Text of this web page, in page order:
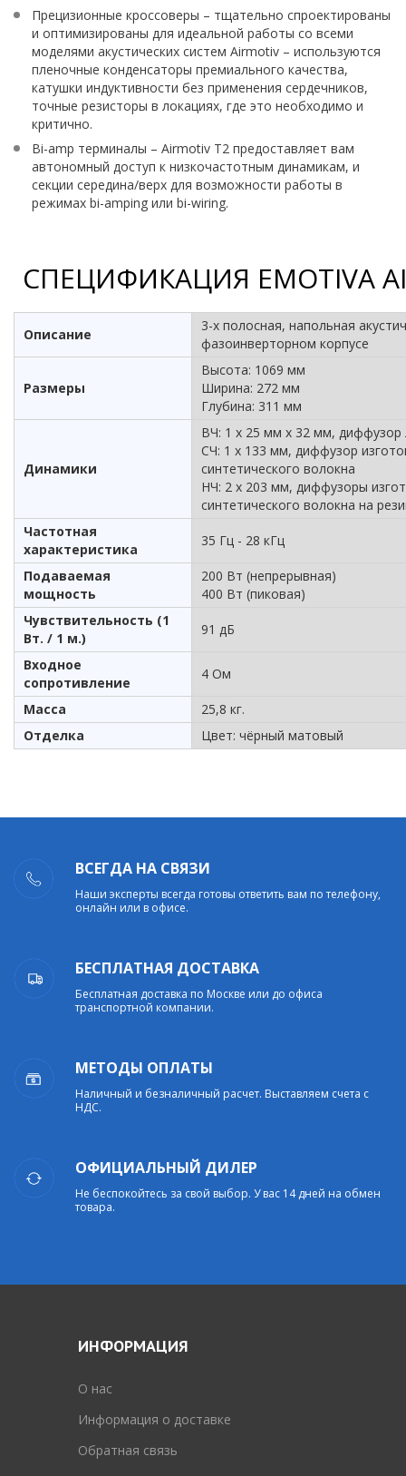
Прецизионные кроссоверы – тщательно спроектированы
и оптимизированы для идеальной работы со всеми
моделями акустических систем Airmotiv – используются
пленочные конденсаторы премиального качества,
катушки индуктивности без применения сердечников,
точные резисторы в локациях, где это необходимо и
критично.
Bi-amp терминалы – Airmotiv T2 предоставляет вам
автономный доступ к низкочастотным динамикам, и
секции середина/верх для возможности работы в
режимах bi-amping или bi-wiring.
СПЕЦИФИКАЦИЯ EMOTIVA
Описание
3-х полосная, напольная
фазоинверторном корпусе
Размеры
Высота: 1069 мм
Ширина: 272 мм
Глубина: 311 мм
Динамики
ВЧ: 1 х 25 мм х 32 мм, диффузор
СЧ: 1 х 133 мм, диффузор
синтетического волокна
НЧ: 2 х 203 мм, диффузоры
синтетического волокна на
Частотная
характеристика
35 Гц - 28 кГц
Подаваемая
мощность
200 Вт (непрерывная)
400 Вт (пиковая)
Чувствительность (1
Вт. / 1 м.)
91 дБ
Входное
сопротивление
4 Ом
Масса
25,8 кг.
Отделка
Цвет: чёрный матовый
ВСЕГДА НА СВЯЗИ
Наши эксперты всегда готовы ответить вам по телефону,
онлайн или в офисе.
БЕСПЛАТНАЯ ДОСТАВКА
Бесплатная доставка по Москве или до офиса
транспортной компании.
МЕТОДЫ ОПЛАТЫ
Наличный и безналичный расчет. Выставляем счета с
НДС.
ОФИЦИАЛЬНЫЙ ДИЛЕР
Не беспокойтесь за свой выбор. У вас 14 дней на обмен
товара.
ИНФОРМАЦИЯ
O нас
Информация о доставке
Обратная связь